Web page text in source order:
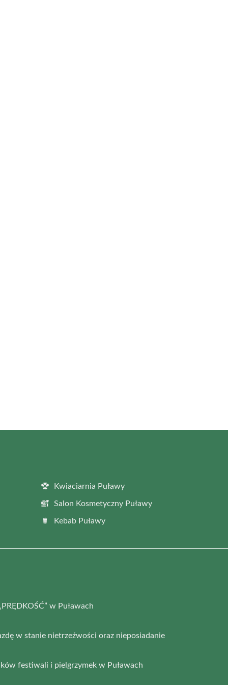
Kwiaciarnia Puławy
Salon Kosmetyczny Puławy
Kebab Puławy
w Puławach
w stanie nietrzeźwości oraz nieposiadanie
festiwali i pielgrzymek w Puławach